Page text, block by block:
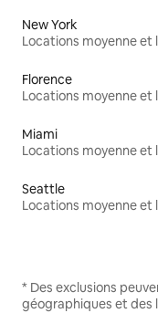
New York
Florence
Miami
Seattle
* Des exclusions
géographiques et des